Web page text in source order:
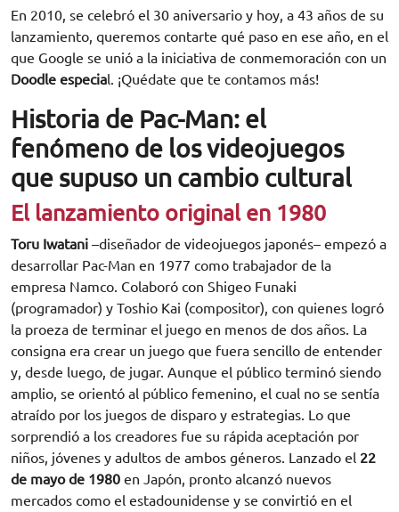
En 2010, se celebró el 30 aniversario y hoy, a 43 años de su
lanzamiento, queremos contarte qué paso en ese año, en el
que Google se unió a la iniciativa de conmemoración con un
Doodle especial. ¡Quédate que te contamos más!
Historia de Pac-Man: el
fenómeno de los videojuegos
que supuso un cambio cultural
El lanzamiento original en 1980
Toru Iwatani –diseñador de videojuegos japonés– empezó a
desarrollar Pac-Man en 1977 como trabajador de la
empresa Namco. Colaboró con Shigeo Funaki
(programador) y Toshio Kai (compositor), con quienes logró
la proeza de terminar el juego en menos de dos años. La
consigna era crear un juego que fuera sencillo de entender
y, desde luego, de jugar. Aunque el público terminó siendo
amplio, se orientó al público femenino, el cual no se sentía
atraído por los juegos de disparo y estrategias. Lo que
sorprendió a los creadores fue su rápida aceptación por
niños, jóvenes y adultos de ambos géneros. Lanzado el 22
de mayo de 1980 en Japón, pronto alcanzó nuevos
mercados como el estadounidense y se convirtió en el